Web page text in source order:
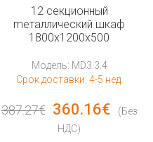
12 секционный
mеталлический шкаф
1800x1200x500
Модель: MD3.3.4
Срок доставки: 4-5 нед.
387.27€ 360.16€
(Без
НДС)